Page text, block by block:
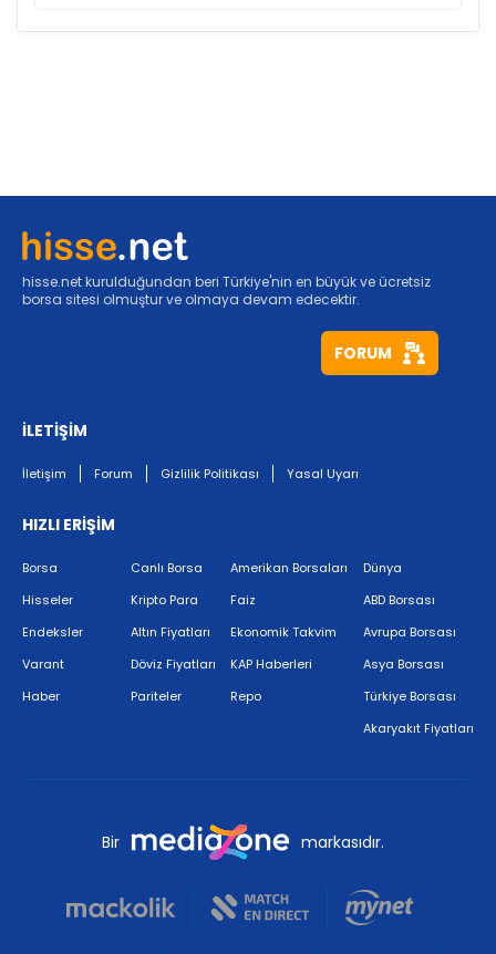
hisse.net kurulduğundan beri Türkiye'nin en büyük ve ücretsiz
borsa sitesi olmuştur ve olmaya devam edecektir.
FORUM
İLETİŞİM
İletişim Forum Gizlilik Politikası Yasal Uyarı
HIZLI ERİŞİM
Borsa
Hisseler
Endeksler
Varant
Haber
Canlı Borsa
Kripto Para
Altın Fiyatları
Döviz Fiyatları
Pariteler
Amerikan Borsaları
Faiz
Ekonomik Takvim
KAP Haberleri
Repo
Dünya
ABD Borsası
Avrupa Borsası
Asya Borsası
Türkiye Borsası
Akaryakıt Fiyatları
Bir markasıdır.